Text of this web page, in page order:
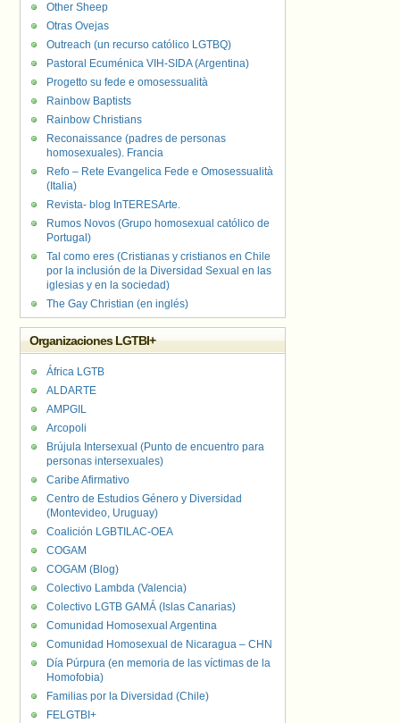
Other Sheep
Otras Ovejas
Outreach (un recurso católico LGTBQ)
Pastoral Ecuménica VIH-SIDA (Argentina)
Progetto su fede e omosessualità
Rainbow Baptists
Rainbow Christians
Reconaissance (padres de personas
homosexuales). Francia
Refo – Rete Evangelica Fede e Omosessualità
(Italia)
Revista- blog InTERESArte.
Rumos Novos (Grupo homosexual católico de
Portugal)
Tal como eres (Cristianas y cristianos en Chile
por la inclusión de la Diversidad Sexual en las
iglesias y en la sociedad)
The Gay Christian (en inglés)
Organizaciones LGTBI+
África LGTB
ALDARTE
AMPGIL
Arcopoli
Brújula Intersexual (Punto de encuentro para
personas intersexuales)
Caribe Afirmativo
Centro de Estudios Género y Diversidad
(Montevideo, Uruguay)
Coalición LGBTILAC-OEA
COGAM
COGAM (Blog)
Colectivo Lambda (Valencia)
Colectivo LGTB GAMÁ (Islas Canarias)
Comunidad Homosexual Argentina
Comunidad Homosexual de Nicaragua – CHN
Día Púrpura (en memoria de las víctimas de la
Homofobia)
Familias por la Diversidad (Chile)
FELGTBI+